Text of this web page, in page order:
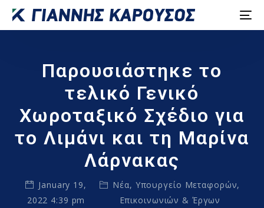
Παρουσιάστηκε το
τελικό Γενικό
Χωροταξικό Σχέδιο για
το Λιμάνι και τη Μαρίνα
Λάρνακας
January 19,
2022 4:39 pm
Νέα, Υπουργείο Μεταφορών,
Επικοινωνιών & Έργων